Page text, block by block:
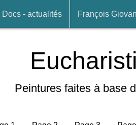
Docs - actualités François
Peintures faites à base